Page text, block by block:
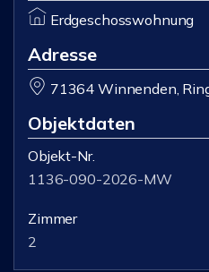
Erdgeschosswohnung
Adresse
71364 Winnenden,
Objektdaten
Objekt-Nr.
1136-090-2026-MW
Zimmer
2